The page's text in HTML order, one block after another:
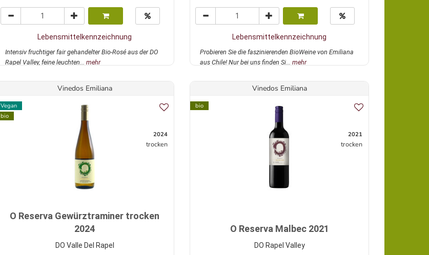
Lebensmittelkennzeichnung
Intensiv fruchtiger fair gehandelter Bio-Rosé aus der DO
Rapel Valley, feine leuchten... mehr
Lebensmittelkennzeichnung
Probieren Sie die faszinierenden BioWeine von Emiliana
aus Chile! Nur bei uns finden Si... mehr
Vinedos Emiliana
Vegan
bio
2024
trocken
O Reserva Gewürztraminer trocken
2024
DO Valle Del Rapel
Vinedos Emiliana
bio
2021
trocken
O Reserva Malbec 2021
DO Rapel Valley